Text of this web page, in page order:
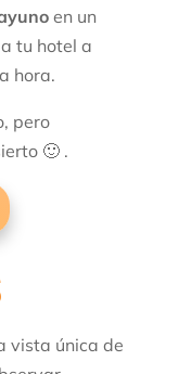
en un
tu hotel a
hora.
pero
🙂 .
vista única de